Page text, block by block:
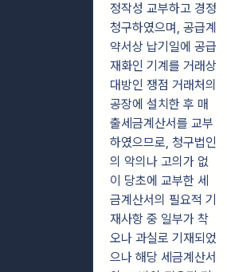
정작성 교부하고 경정
청구하였으며, 공급계
약서상 납기일에 공급
재화인 기계를 거래상
대방인 쟁점 거래처의
공장에 설치한 후 매
출세금계산서를 교부
하였으므로, 청구법인
의 악의나 고의가 없
이 당초에 교부한 세
금계산서의 필요적 기
재사항 중 일부가 착
오나 과실로 기재되었
으나 해당 세금계산서